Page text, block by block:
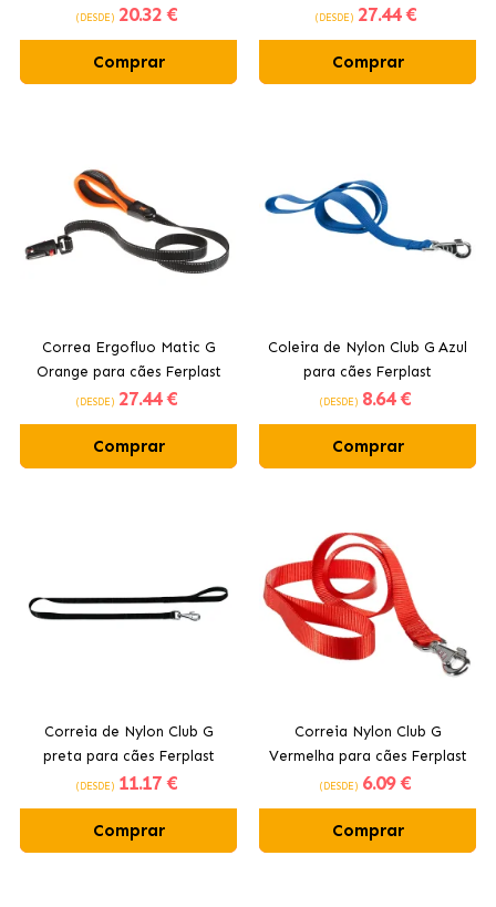
(DESDE) 20.32 €
Comprar
(DESDE) 27.44 €
Comprar
Correa Ergofluo Matic G
Orange para cães Ferplast
(DESDE) 27.44 €
Comprar
Coleira de Nylon Club G Azul
para cães Ferplast
(DESDE) 8.64 €
Comprar
Correia de Nylon Club G
preta para cães Ferplast
(DESDE) 11.17 €
Comprar
Correia Nylon Club G
Vermelha para cães Ferplast
(DESDE) 6.09 €
Comprar